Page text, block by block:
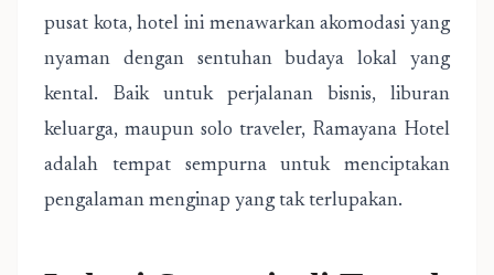
pusat kota, hotel ini menawarkan akomodasi yang
nyaman dengan sentuhan budaya lokal yang
kental. Baik untuk perjalanan bisnis, liburan
keluarga, maupun solo traveler, Ramayana Hotel
adalah tempat sempurna untuk menciptakan
pengalaman menginap yang tak terlupakan.